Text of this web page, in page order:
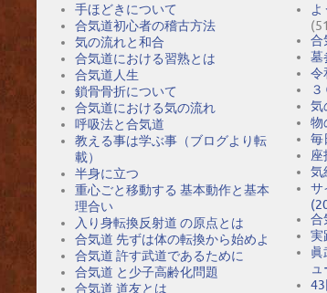
手ほどきについて
合気道初心者の稽古方法
気の流れと和合
合気道における習熟とは
合気道人生
鎖骨骨折について
合気道における気の流れ
呼吸法と合気道
教える事は学ぶ事（ブログより転
載）
半身に立つ
重心ごと移動する 基本動作と基本
理合い
入り身転換反射道 の原点とは
合気道 先ずは体の転換から始めよ
合気道 許す武道であるために
合気道 と少子高齢化問題
合気道 道友とは
合
墓
令
気
物
毎
座
気
サ
合
実
眞
43